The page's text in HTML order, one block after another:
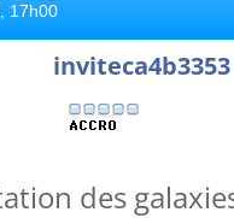
17h00
inviteca4b3353
des